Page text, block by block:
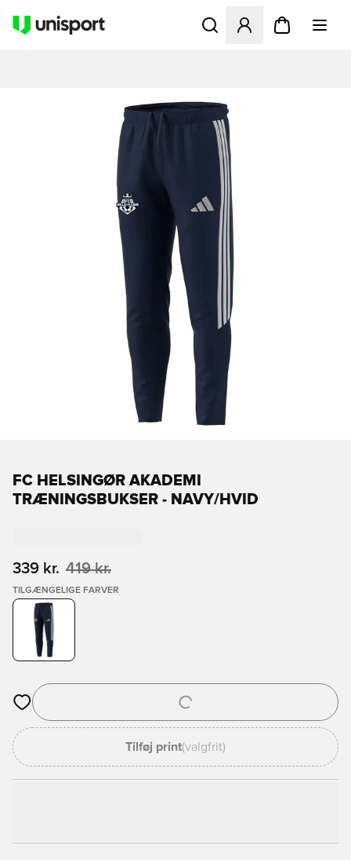
Åbner en Modal til at
FC HELSINGØR AKADEMI
TRÆNINGSBUKSER - NAVY/HVID
339 kr. 419 kr.
TILGÆNGELIGE FARVER
Åbner en Modal til at logge ind eller tilmelde dig som medlem
Tilføj print(valgfrit)